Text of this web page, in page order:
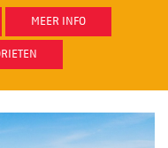
MEER INFO